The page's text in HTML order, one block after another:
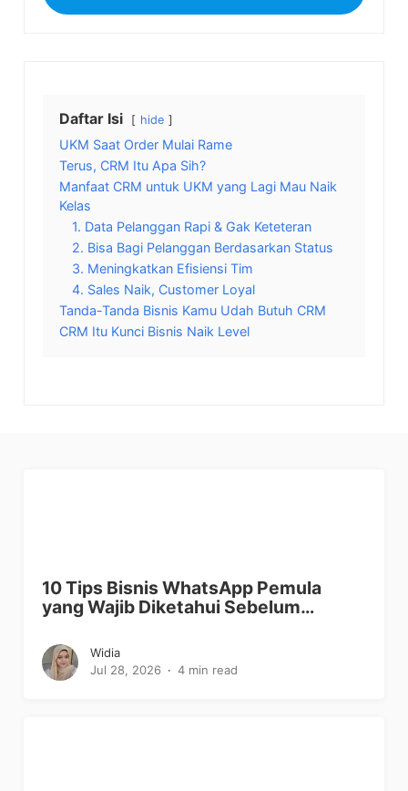
Daftar Isi hide
UKM Saat Order Mulai Rame
Terus, CRM Itu Apa Sih?
Manfaat CRM untuk UKM yang Lagi Mau Naik
Kelas
1. Data Pelanggan Rapi & Gak Keteteran
2. Bisa Bagi Pelanggan Berdasarkan Status
3. Meningkatkan Efisiensi Tim
4. Sales Naik, Customer Loyal
Tanda-Tanda Bisnis Kamu Udah Butuh CRM
CRM Itu Kunci Bisnis Naik Level
10 Tips Bisnis WhatsApp Pemula
yang Wajib Diketahui Sebelum…
Widia
Jul 28, 2026
4 min read